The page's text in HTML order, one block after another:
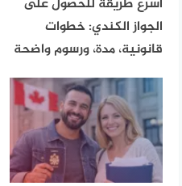
الجواز الكندي: خطوات
قانونية، مدة، ورسوم واضحة